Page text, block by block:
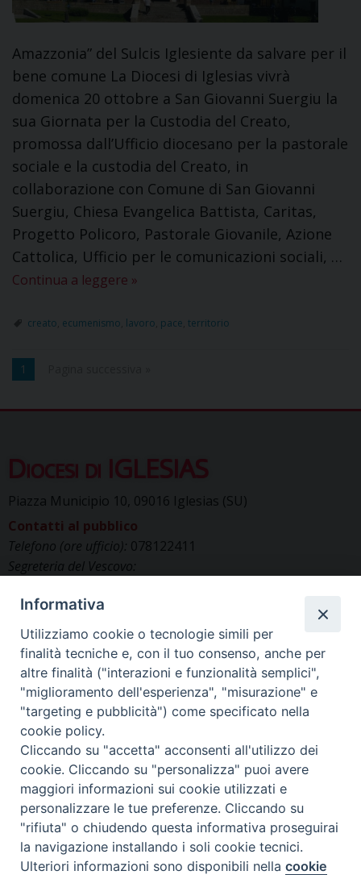
Amazzonia” del Sulcis Iglesiente da salvare per il
bene comune La Diocesi di Iglesias vivrà
domenica 20 ottobre a San Giovanni Suergiu la
sua Giornata per la Custodia del Creato,
promossa dall’Ufficio diocesano per la pastorale
sociale e la custodia del Creato, in
collaborazione con Comune di San Giovanni
Suergiu, Chiesa Evangelica Battista, Caritas,
Progetto Policoro, Pastorale Giovanile, Azione
Cattolica, Ufficio per le comunicazioni sociali, …
Continua a leggere »
creato ecumenismo lavoro pace territorio
1
Diocesi di IGLESIAS
Piazza Municipio 10, 09016 Iglesias (SU)
Contatti al pubblico
Telefono (ore ufficio): 078122411
Segreteria del Vescovo:
Uffici di Curia:curia_iglesias@libero.it
Cancelleria (richiesta documenti):
canc.curia.iglesias@tiscali.it
Comunicazione & media (ufficio stampa):
ucs.iglesias@gmail.com
©2025 Diocesi di IGLESIAS
Preferenze Cookie
Informativa
Utilizziamo cookie o tecnologie simili per
finalità tecniche e, con il tuo consenso, anche per
altre finalità ("interazioni e funzionalità semplici",
"miglioramento dell'esperienza", "misurazione" e
"targeting e pubblicità") come specificato nella
cookie policy.
Cliccando su "accetta" acconsenti all'utilizzo dei
cookie. Cliccando su "personalizza" puoi avere
maggiori informazioni sui cookie utilizzati e
personalizzare le tue preferenze. Cliccando su
"rifiuta" o chiudendo questa informativa proseguirai
la navigazione installando i soli cookie tecnici.
Ulteriori informazioni sono disponibili nellacookie